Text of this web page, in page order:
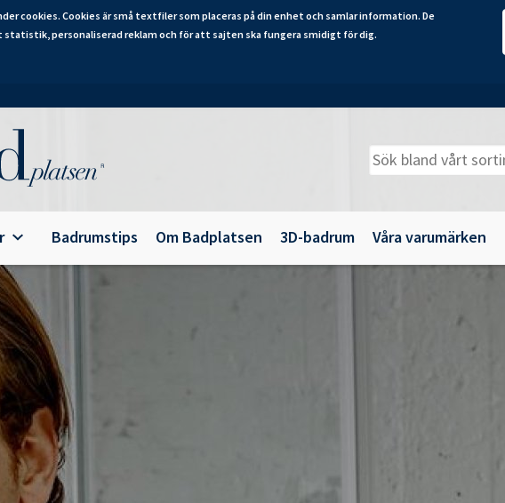
cookies. Cookies är små textfiler som placeras på din enhet och samlar information. De
statistik, personaliserad reklam och för att sajten ska fungera smidigt för dig.
Aqua
Ariella
Aqua
Basic
Bella Aqua
Aqua
Isabella Aqua
Isella Aqua
Tillbehör till badrumsmöbler
Badrumstips Om Badplatsen 3D-badrum Våra varumärken